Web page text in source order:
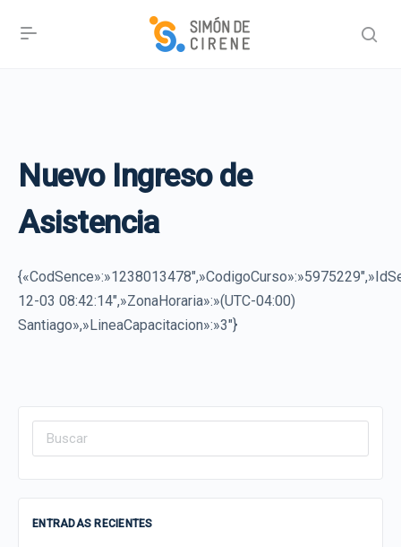
Nuevo Ingreso de
Asistencia
12-03 08:42:14″,»ZonaHoraria»:»(UTC-04:00)
Santiago»,»LineaCapacitacion»:»3″}
Search
ENTRADAS RECIENTES